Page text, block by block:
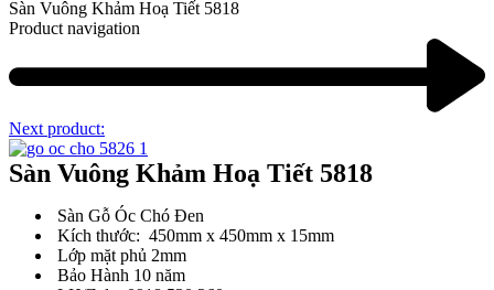
Sàn Vuông Khảm Hoạ Tiết 5818
Product navigation
Next product:
Sàn Vuông Khảm Hoạ Tiết 5818
Sàn Gỗ Óc Chó Đen
Kích thước: 450mm x 450mm x 15mm
Lớp mặt phủ 2mm
Bảo Hành 10 năm